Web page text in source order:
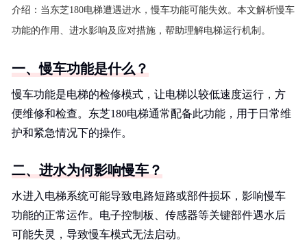
介绍： 当东芝180电梯遭遇进水，慢车功能可能失效。本文解析慢车
功能的作用、进水影响及应对措施，帮助理解电梯运行机制。
一、慢车功能是什么？
慢车功能是电梯的检修模式，让电梯以较低速度运行，方
便维修和检查。东芝180电梯通常配备此功能，用于日常维
护和紧急情况下的操作。
二、进水为何影响慢车？
水进入电梯系统可能导致电路短路或部件损坏，影响慢车
功能的正常运作。电子控制板、传感器等关键部件遇水后
可能失灵，导致慢车模式无法启动。